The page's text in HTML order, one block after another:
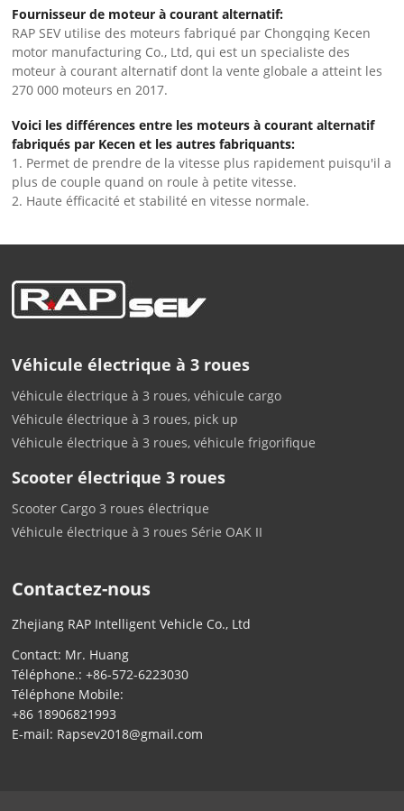
Fournisseur de moteur à courant alternatif:
RAP SEV utilise des moteurs fabriqué par Chongqing Kecen
motor manufacturing Co., Ltd, qui est un specialiste des
moteur à courant alternatif dont la vente globale a atteint les
270 000 moteurs en 2017.
Voici les différences entre les moteurs à courant alternatif
fabriqués par Kecen et les autres fabriquants:
1. Permet de prendre de la vitesse plus rapidement puisqu'il a
plus de couple quand on roule à petite vitesse.
2. Haute éfficacité et stabilité en vitesse normale.
Véhicule électrique à 3 roues
Véhicule électrique à 3 roues, véhicule cargo
Véhicule électrique à 3 roues, pick up
Véhicule électrique à 3 roues, véhicule frigorifique
Scooter électrique 3 roues
Scooter Cargo 3 roues électrique
Véhicule électrique à 3 roues Série OAK II
Contactez-nous
Zhejiang RAP Intelligent Vehicle Co., Ltd
Contact: Mr. Huang
Téléphone.:+86-572-6223030
Téléphone Mobile:
+86 18906821993
E-mail: Rapsev2018@gmail.com